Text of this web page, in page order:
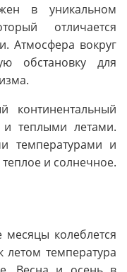
в уникальном
отличается
Атмосфера вокруг
обстановку для
континентальный
теплыми летами.
температурами и
и солнечное.
колеблется
летом температура